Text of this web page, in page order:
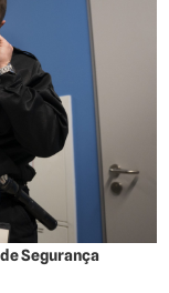
Segurança